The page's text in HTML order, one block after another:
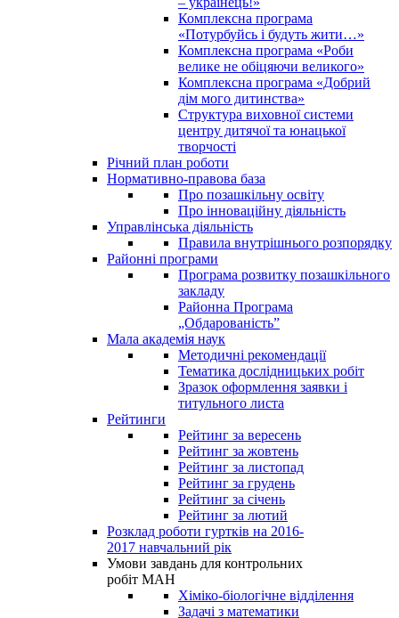
Комплексна програма
«Потурбуйсь і будуть жити…»
Комплексна програма «Роби
велике не обіцяючи великого»
Комплексна програма «Добрий
дім мого дитинства»
Структура виховної системи
центру дитячої та юнацької
творчості
Річний план роботи
Нормативно-правова база
Про позашкільну освіту
Про інноваційну діяльність
Управлінська діяльність
Правила внутрішнього розпорядку
Районні програми
Програма розвитку позашкільного
закладу
Районна Програма
„Обдарованість”
Мала академія наук
Методичні рекомендації
Тематика дослідницьких робіт
Зразок оформлення заявки і
титульного листа
Рейтинги
Рейтинг за вересень
Рейтинг за жовтень
Рейтинг за листопад
Рейтинг за грудень
Рейтинг за січень
Рейтинг за лютий
Розклад роботи гуртків на 2016-
2017 навчальний рік
Умови завдань для контрольних
робіт МАН
Хіміко-біологічне відділення
Задачі з математики